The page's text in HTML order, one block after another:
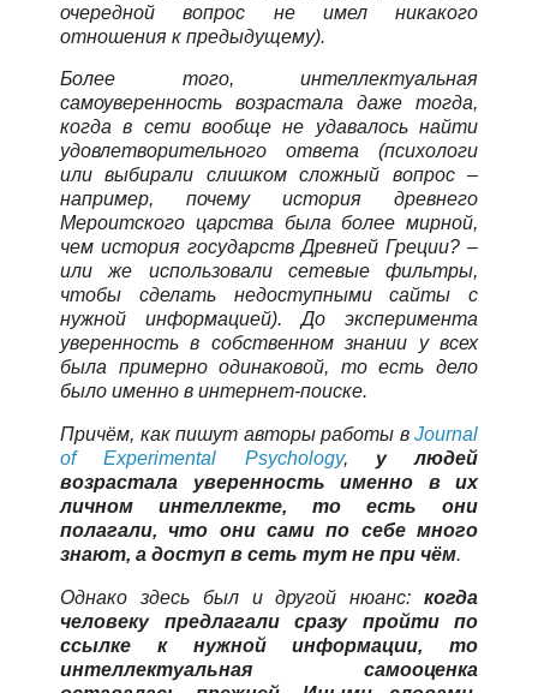
очередной вопрос не имел никакого
отношения к предыдущему).
Более того, интеллектуальная
самоуверенность возрастала даже тогда,
когда в сети вообще не удавалось найти
удовлетворительного ответа (психологи
или выбирали слишком сложный вопрос –
например, почему история древнего
Мероитского царства была более мирной,
чем история государств Древней Греции? –
или же использовали сетевые фильтры,
чтобы сделать недоступными сайты с
нужной информацией). До эксперимента
уверенность в собственном знании у всех
была примерно одинаковой, то есть дело
было именно в интернет-поиске.
Причём, как пишут авторы работы в Journal
of Experimental Psychology, у людей
возрастала уверенность именно в их
личном интеллекте, то есть они
полагали, что они сами по себе много
знают, а доступ в сеть тут не при чём.
Однако здесь был и другой нюанс: когда
человеку предлагали сразу пройти по
ссылке к нужной информации, то
интеллектуальная самооценка